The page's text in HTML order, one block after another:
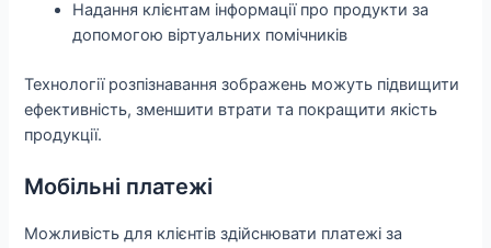
Надання клієнтам інформації про продукти за
допомогою віртуальних помічників
Технології розпізнавання зображень можуть підвищити
ефективність, зменшити втрати та покращити якість
продукції.
Мобільні платежі
Можливість для клієнтів здійснювати платежі за